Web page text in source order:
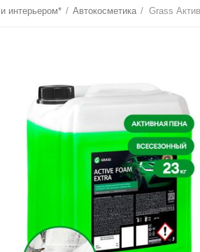
интерьером* / Автокосметика / Grass